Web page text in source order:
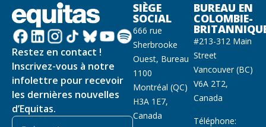
Restez en contact !
Inscrivez-vous à notre
infolettre pour recevoir
les dernières nouvelles
d’Equitas.
SIÈGE
SOCIAL
666 rue
Sherbrooke
Ouest, Bureau
1100
Montréal (QC)
H3A 1E7,
Canada
BUREAU EN
COLOMBIE-
#213-312 Main
Street
Vancouver (BC)
V6A 2T2,
Canada
Téléphone: